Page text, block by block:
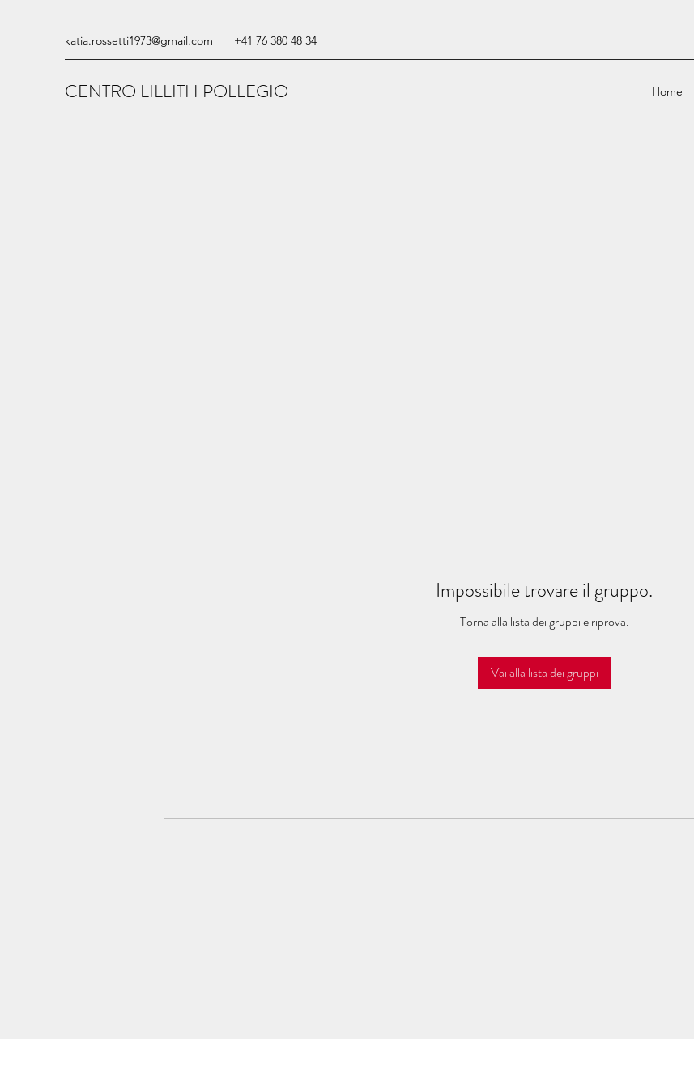
katia.rossetti1973@gmail.com +41 76 380 48 34
CENTRO LILLITH POLLEGIO Home
Impossibile trovare il gruppo.
Torna alla lista dei gruppi e riprova.
Vai alla lista dei gruppi